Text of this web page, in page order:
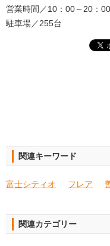
営業時間／10：00～20：00
駐車場／255台
関連キーワード
富士シティオ フレア
関連カテゴリー